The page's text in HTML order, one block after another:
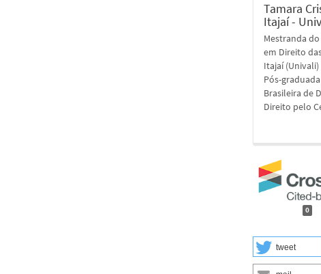
Tamara
Itajaí -
Mestranda
em Direito
Itajaí
Pós-
Brasileira de
Direito pelo
0
tweet